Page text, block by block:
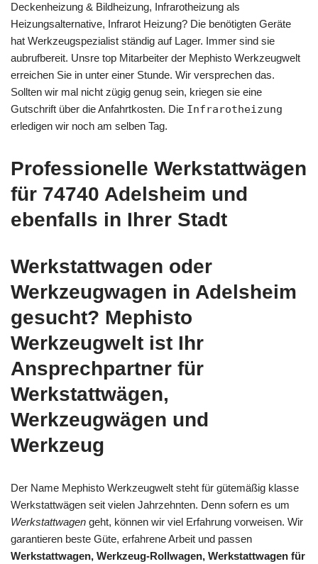
Deckenheizung & Bildheizung, Infrarotheizung als
Heizungsalternative, Infrarot Heizung? Die benötigten Geräte
hat Werkzeugspezialist ständig auf Lager. Immer sind sie
aubrufbereit. Unsre top Mitarbeiter der Mephisto Werkzeugwelt
erreichen Sie in unter einer Stunde. Wir versprechen das.
Sollten wir mal nicht zügig genug sein, kriegen sie eine
Gutschrift über die Anfahrtkosten. Die Infrarotheizung
erledigen wir noch am selben Tag.
Professionelle Werkstattwägen
für 74740 Adelsheim und
ebenfalls in Ihrer Stadt
Werkstattwagen oder
Werkzeugwagen in Adelsheim
gesucht? Mephisto
Werkzeugwelt ist Ihr
Ansprechpartner für
Werkstattwägen,
Werkzeugwägen und
Werkzeug
Der Name Mephisto Werkzeugwelt steht für gütemäßig klasse
Werkstattwägen seit vielen Jahrzehnten. Denn sofern es um
Werkstattwagen geht, können wir viel Erfahrung vorweisen. Wir
garantieren beste Güte, erfahrene Arbeit und passen
Werkstattwagen, Werkzeug-Rollwagen, Werkstattwagen für